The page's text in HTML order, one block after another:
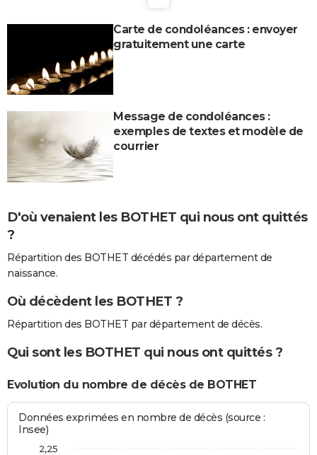
Carte de condoléances : envoyer
gratuitement une carte
Message de condoléances :
exemples de textes et modèle de
courrier
D'où venaient les BOTHET qui nous ont quittés
?
Répartition des BOTHET décédés par département de
naissance.
Où décèdent les BOTHET ?
Répartition des BOTHET par département de décès.
Qui sont les BOTHET qui nous ont quittés ?
Evolution du nombre de décès de BOTHET
Données exprimées en nombre de décès (source :
Insee)
2,25